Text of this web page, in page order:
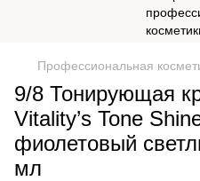
Профессиональная
9/8 Тонирующая
Vitality’s Tone
фиолетовый
мл